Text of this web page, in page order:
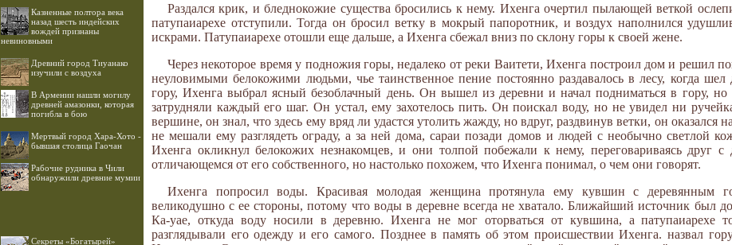
Казненные полтора века
назад шесть индейских
вождей признаны
невиновными
Древний город Тиуанако
изучили с воздуха
В Армении нашли могилу
древней амазонки, которая
погибла в бою
Мертвый город Хара-Хото -
бывшая столица Гаочан
Рабочие рудника в Чили
обнаружили древние мумии
Секреты «Богатырей»
Раздался крик, и бледнокожие существа бросились к нему. Ихенга очертил пылающей веткой
патупаиарехе отступили. Тогда он бросил ветку в мокрый папоротник, и воздух наполнился
искрами. Патупаиарехе отошли еще дальше, а Ихенга сбежал вниз по склону горы к своей жене.
Через некоторое время у подножия горы, недалеко от реки Ваитети, Ихенга построил дом и решил
неуловимыми белокожими людьми, чье таинственное пение постоянно раздавалось в лесу, когда
гору, Ихенга выбрал ясный безоблачный день. Он вышел из деревни и начал подниматься в гору, но
затрудняли каждый его шаг. Он устал, ему захотелось пить. Он поискал воду, но не увидел ни
вершине, он знал, что здесь ему вряд ли удастся утолить жажду, но вдруг, раздвинув ветки, он оказался
не мешали ему разглядеть ограду, а за ней дома, сараи позади домов и людей с необычно светлой
Ихенга окликнул белокожих незнакомцев, и они толпой побежали к нему, переговариваясь друг с
отличающемся от его собственного, но настолько похожем, что Ихенга понимал, о чем они говорят.
Ихенга попросил воды. Красивая молодая женщина протянула ему кувшин с деревянным
великодушно с ее стороны, потому что воды в деревне всегда не хватало. Ближайший источник был
Ка-уае, откуда воду носили в деревню. Ихенга не мог оторваться от кувшина, а патупаиарехе
разглядывали его одежду и его самого. Позднее в память об этом происшествии Ихенга. назвал